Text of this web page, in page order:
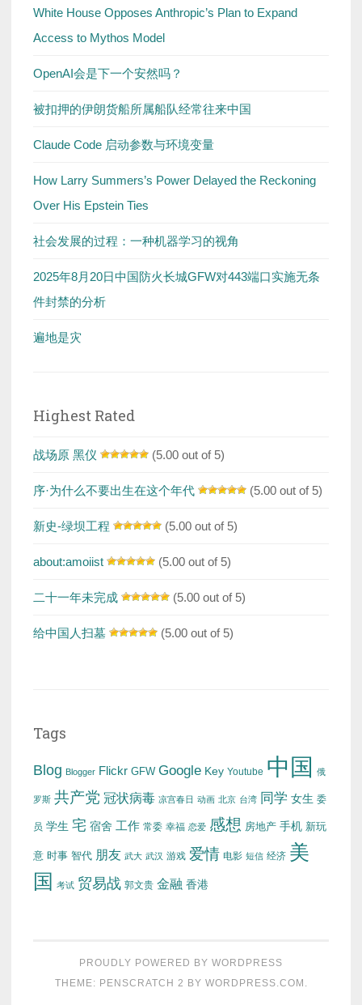
White House Opposes Anthropic’s Plan to Expand
Access to Mythos Model
OpenAI会是下一个安然吗？
被扣押的伊朗货船所属船队经常往来中国
Claude Code 启动参数与环境变量
How Larry Summers’s Power Delayed the Reckoning
Over His Epstein Ties
社会发展的过程：一种机器学习的视角
2025年8月20日中国防火长城GFW对443端口实施无条
件封禁的分析
遍地是灾
Highest Rated
战场原 黑仪 (5.00 out of 5)
序·为什么不要出生在这个年代 (5.00 out of 5)
新史-绿坝工程 (5.00 out of 5)
about:amoiist (5.00 out of 5)
二十一年未完成 (5.00 out of 5)
给中国人扫墓 (5.00 out of 5)
Tags
Blog Blogger Flickr GFW Google Key Youtube 中国 俄
罗斯 共产党 冠状病毒 凉宫春日 动画 北京 台湾 同学 女生 委
员 学生 宅 宿舍 工作 常委 幸福 恋爱 感想 房地产 手机 新玩
意 时事 智代 朋友 武大 武汉 游戏 爱情 电影 短信 经济 美
国
考试 贸易战 郭文贵 金融 香港
PROUDLY POWERED BY WORDPRESS
THEME: PENSCRATCH 2 BY WORDPRESS.COM .